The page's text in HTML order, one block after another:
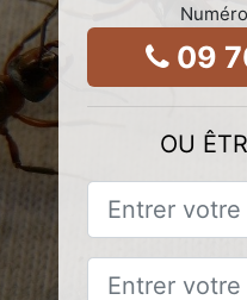
09
OU